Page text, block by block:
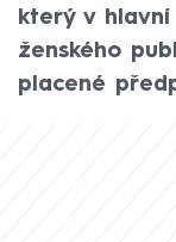
který v
ženského
placené